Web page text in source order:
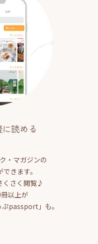
読める
・マガジンの
きます。
くさく閲覧♪
以上が
passport」も。